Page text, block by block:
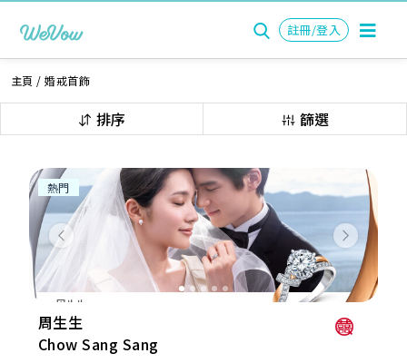
註冊/登入
主頁 /婚戒首飾
排序 篩選
Previous Next
周生生
Chow Sang Sang
熱門